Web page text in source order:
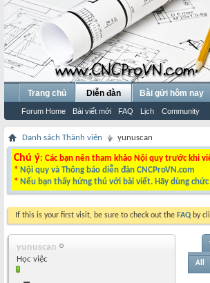
Trang chủ Diễn đàn
Forum Home Bài viết mới FAQ Lịch Community
Bài gửi hôm nay
Danh sách Thành viên yunuscan
Chú ý: Các bạn nên tham khảo Nội quy trước khi
* Nội quy và Thông báo diễn đàn CNCProVN.com
* Nếu bạn thấy hứng thú với bài viết. Hãy dùng chức
If this is your first visit, be sure to check out the FAQ by
yunuscan
Học việc All